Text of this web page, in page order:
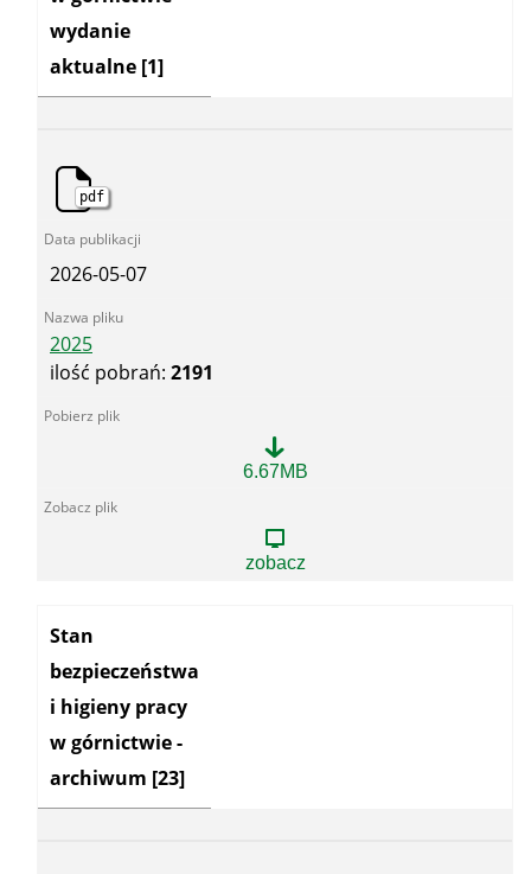
wydanie
aktualne [1]
pdf
2026-05-07
2025
ilość pobrań: 2191
6.67MB
zobacz
Kategoria:
Stan
bezpieczeństwa
i higieny pracy
w górnictwie -
archiwum [23]